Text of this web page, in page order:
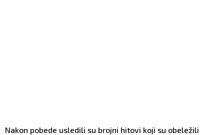
Nakon pobede usledili su brojni hitovi koji su obeležili